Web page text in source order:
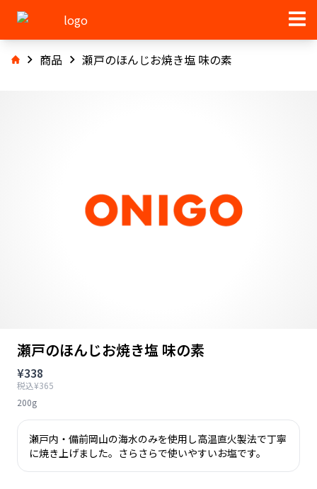
商品 瀬戸のほんじお焼き塩 味の素
瀬戸のほんじお焼き塩 味の素
¥338
税込¥365
200g
瀬戸内・備前岡山の海水のみを使用し高温直火製法で丁寧
に焼き上げました。さらさらで使いやすいお塩です。